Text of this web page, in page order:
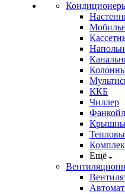
ККБ
Чиллер
Ещё